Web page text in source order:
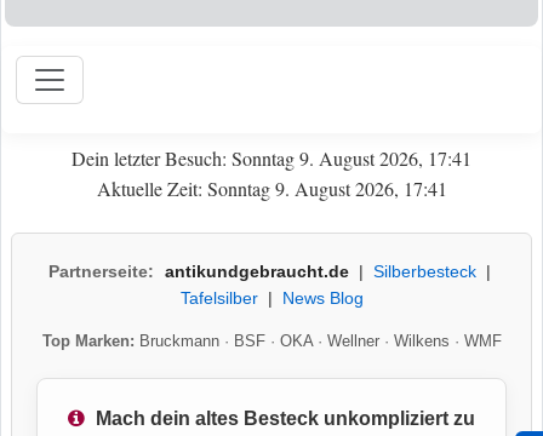
Dein letzter Besuch: Sonntag 9. August 2026, 17:41
Aktuelle Zeit: Sonntag 9. August 2026, 17:41
Partnerseite: antikundgebraucht.de| Silberbesteck|
Tafelsilber| News Blog
Top Marken: Bruckmann· BSF· OKA· Wellner· Wilkens · WMF
Mach dein altes Besteck unkompliziert zu